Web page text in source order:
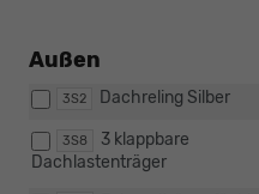
Außen
3S2 Dachreling Silber
3S8
3 klappbare
Dachlastenträger